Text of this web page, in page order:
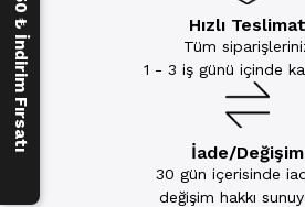
Hızlı Teslimat
Tüm
1 - 3 iş günü içinde
İade/Değişim
30 gün içerisinde
değişim hakkı
250 ₺ İndirim Fırsatı